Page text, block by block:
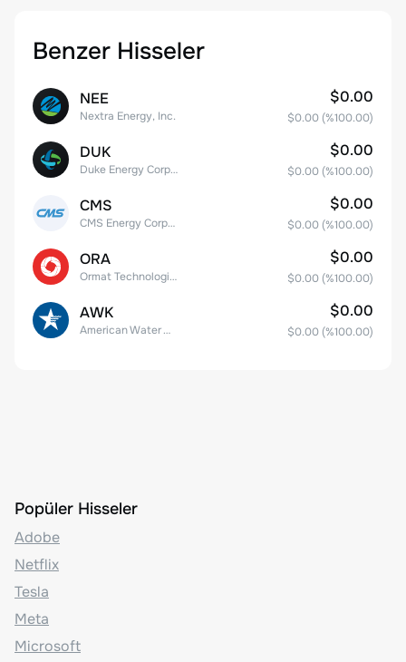
Benzer Hisseler
NEE
Nextra Energy, Inc.
$0.00
$0.00 (%100.00)
DUK
Duke Energy Corporation
$0.00
$0.00 (%100.00)
CMS
CMS Energy Corporation
$0.00
$0.00 (%100.00)
ORA
Ormat Technologies, Inc.
$0.00
$0.00 (%100.00)
AWK
American Water Works Company, Inc
$0.00
$0.00 (%100.00)
Popüler Hisseler
Adobe
Netflix
Tesla
Meta
Microsoft